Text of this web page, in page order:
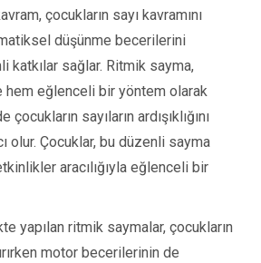
çocukların sayı kavramını
düşünme becerilerini
katkılar sağlar. Ritmik sayma,
eğlenceli bir yöntem olarak
çocukların sayıların ardışıklığını
olur. Çocuklar, bu düzenli sayma
aracılığıyla eğlenceli bir
yapılan ritmik saymalar, çocukların
motor becerilerinin de